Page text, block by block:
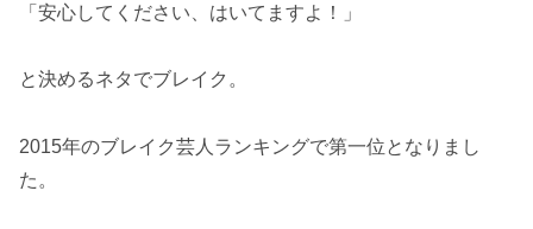
「安心してください、はいてますよ！」
と決めるネタでブレイク。
2015年のブレイク芸人ランキングで第一位となりまし
た。